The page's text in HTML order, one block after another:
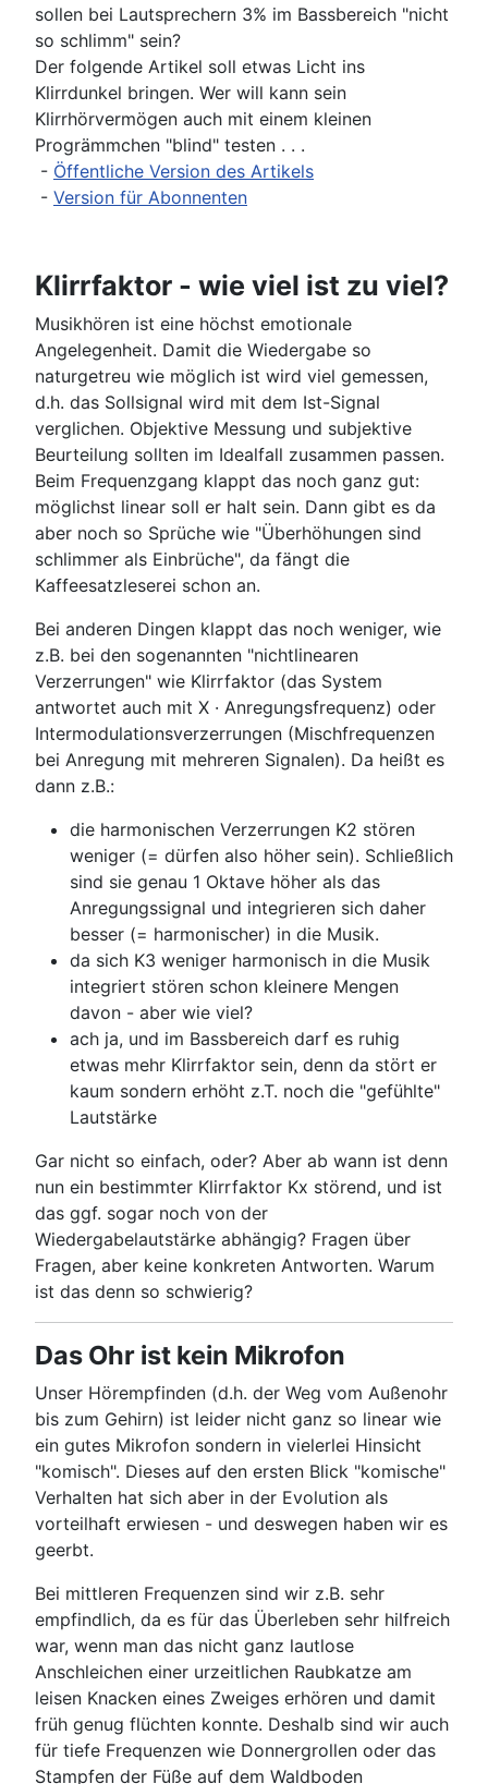
sollen bei Lautsprechern 3% im Bassbereich "nicht
so schlimm" sein?
Der folgende Artikel soll etwas Licht ins
Klirrdunkel bringen. Wer will kann sein
Klirrhörvermögen auch mit einem kleinen
Progrämmchen "blind" testen . . .
- Öffentliche Version des Artikels
- Version für Abonnenten
Klirrfaktor - wie viel ist zu viel?
Musikhören ist eine höchst emotionale
Angelegenheit. Damit die Wiedergabe so
naturgetreu wie möglich ist wird viel gemessen,
d.h. das Sollsignal wird mit dem Ist-Signal
verglichen. Objektive Messung und subjektive
Beurteilung sollten im Idealfall zusammen passen.
Beim Frequenzgang klappt das noch ganz gut:
möglichst linear soll er halt sein. Dann gibt es da
aber noch so Sprüche wie "Überhöhungen sind
schlimmer als Einbrüche", da fängt die
Kaffeesatzleserei schon an.
Bei anderen Dingen klappt das noch weniger, wie
z.B. bei den sogenannten "nichtlinearen
Verzerrungen" wie Klirrfaktor (das System
antwortet auch mit X · Anregungsfrequenz) oder
Intermodulationsverzerrungen (Mischfrequenzen
bei Anregung mit mehreren Signalen). Da heißt es
dann z.B.:
die harmonischen Verzerrungen K2 stören
weniger (= dürfen also höher sein). Schließlich
sind sie genau 1 Oktave höher als das
Anregungssignal und integrieren sich daher
besser (= harmonischer) in die Musik.
da sich K3 weniger harmonisch in die Musik
integriert stören schon kleinere Mengen
davon - aber wie viel?
ach ja, und im Bassbereich darf es ruhig
etwas mehr Klirrfaktor sein, denn da stört er
kaum sondern erhöht z.T. noch die "gefühlte"
Lautstärke
Gar nicht so einfach, oder? Aber ab wann ist denn
nun ein bestimmter Klirrfaktor Kx störend, und ist
das ggf. sogar noch von der
Wiedergabelautstärke abhängig? Fragen über
Fragen, aber keine konkreten Antworten. Warum
ist das denn so schwierig?
Das Ohr ist kein Mikrofon
Unser Hörempfinden (d.h. der Weg vom Außenohr
bis zum Gehirn) ist leider nicht ganz so linear wie
ein gutes Mikrofon sondern in vielerlei Hinsicht
"komisch". Dieses auf den ersten Blick "komische"
Verhalten hat sich aber in der Evolution als
vorteilhaft erwiesen - und deswegen haben wir es
geerbt.
Bei mittleren Frequenzen sind wir z.B. sehr
empfindlich, da es für das Überleben sehr hilfreich
war, wenn man das nicht ganz lautlose
Anschleichen einer urzeitlichen Raubkatze am
leisen Knacken eines Zweiges erhören und damit
früh genug flüchten konnte. Deshalb sind wir auch
für tiefe Frequenzen wie Donnergrollen oder das
Stampfen der Füße auf dem Waldboden